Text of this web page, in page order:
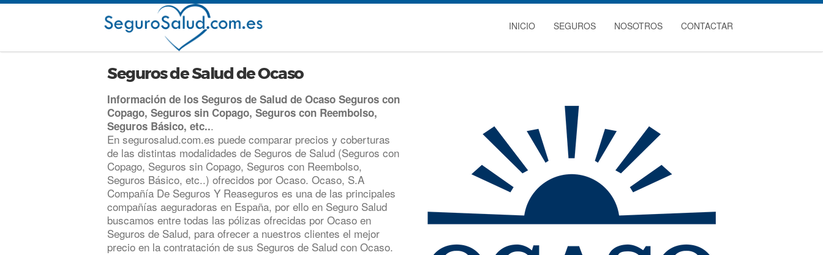
INICIO SEGUROS NOSOTROS CONTACTAR
Seguros de Salud de Ocaso
Información de los Seguros de Salud de Ocaso Seguros con
Copago, Seguros sin Copago, Seguros con Reembolso,
Seguros Básico, etc...
En segurosalud.com.es puede comparar precios y coberturas
de las distintas modalidades de Seguros de Salud (Seguros con
Copago, Seguros sin Copago, Seguros con Reembolso,
Seguros Básico, etc..) ofrecidos por Ocaso. Ocaso, S.A
Compañía De Seguros Y Reaseguros es una de las principales
compañías aeguradoras en España, por ello en Seguro Salud
buscamos entre todas las pólizas ofrecidas por Ocaso en
Seguros de Salud, para ofrecer a nuestros clientes el mejor
precio en la contratación de sus Seguros de Salud con Ocaso.